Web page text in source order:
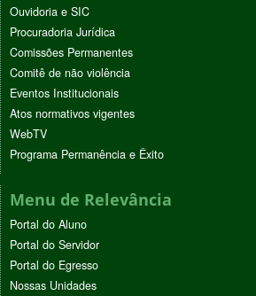
Ouvidoria e SIC
Procuradoria Jurídica
Comissões Permanentes
Comitê de não violência
Eventos Institucionais
Atos normativos vigentes
WebTV
Programa Permanência e Êxito
Menu de Relevância
Portal do Aluno
Portal do Servidor
Portal do Egresso
Nossas Unidades